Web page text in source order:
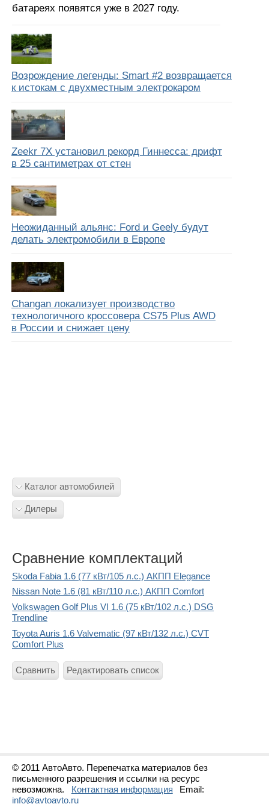
батареях появятся уже в 2027 году.
Возрождение легенды: Smart #2 возвращается
к истокам с двухместным электрокаром
Zeekr 7X установил рекорд Гиннесса: дрифт
в 25 сантиметрах от стен
Неожиданный альянс: Ford и Geely будут
делать электромобили в Европе
Changan локализует производство
технологичного кроссовера CS75 Plus AWD
в России и снижает цену
Каталог автомобилей
Дилеры
Сравнение комплектаций
Skoda Fabia 1.6 (77 кВт/105 л.с.) АКПП Elegance
Nissan Note 1.6 (81 кВт/110 л.с.) АКПП Comfort
Volkswagen Golf Plus VI 1.6 (75 кВт/102 л.с.) DSG
Trendline
Toyota Auris 1.6 Valvematic (97 кВт/132 л.с.) CVT
Comfort Plus
Сравнить Редактировать список
© 2011 АвтоАвто. Перепечатка материалов без
письменного разрешения и ссылки на ресурс
невозможна.
Контактная информация
Email:
info@avtoavto.ru